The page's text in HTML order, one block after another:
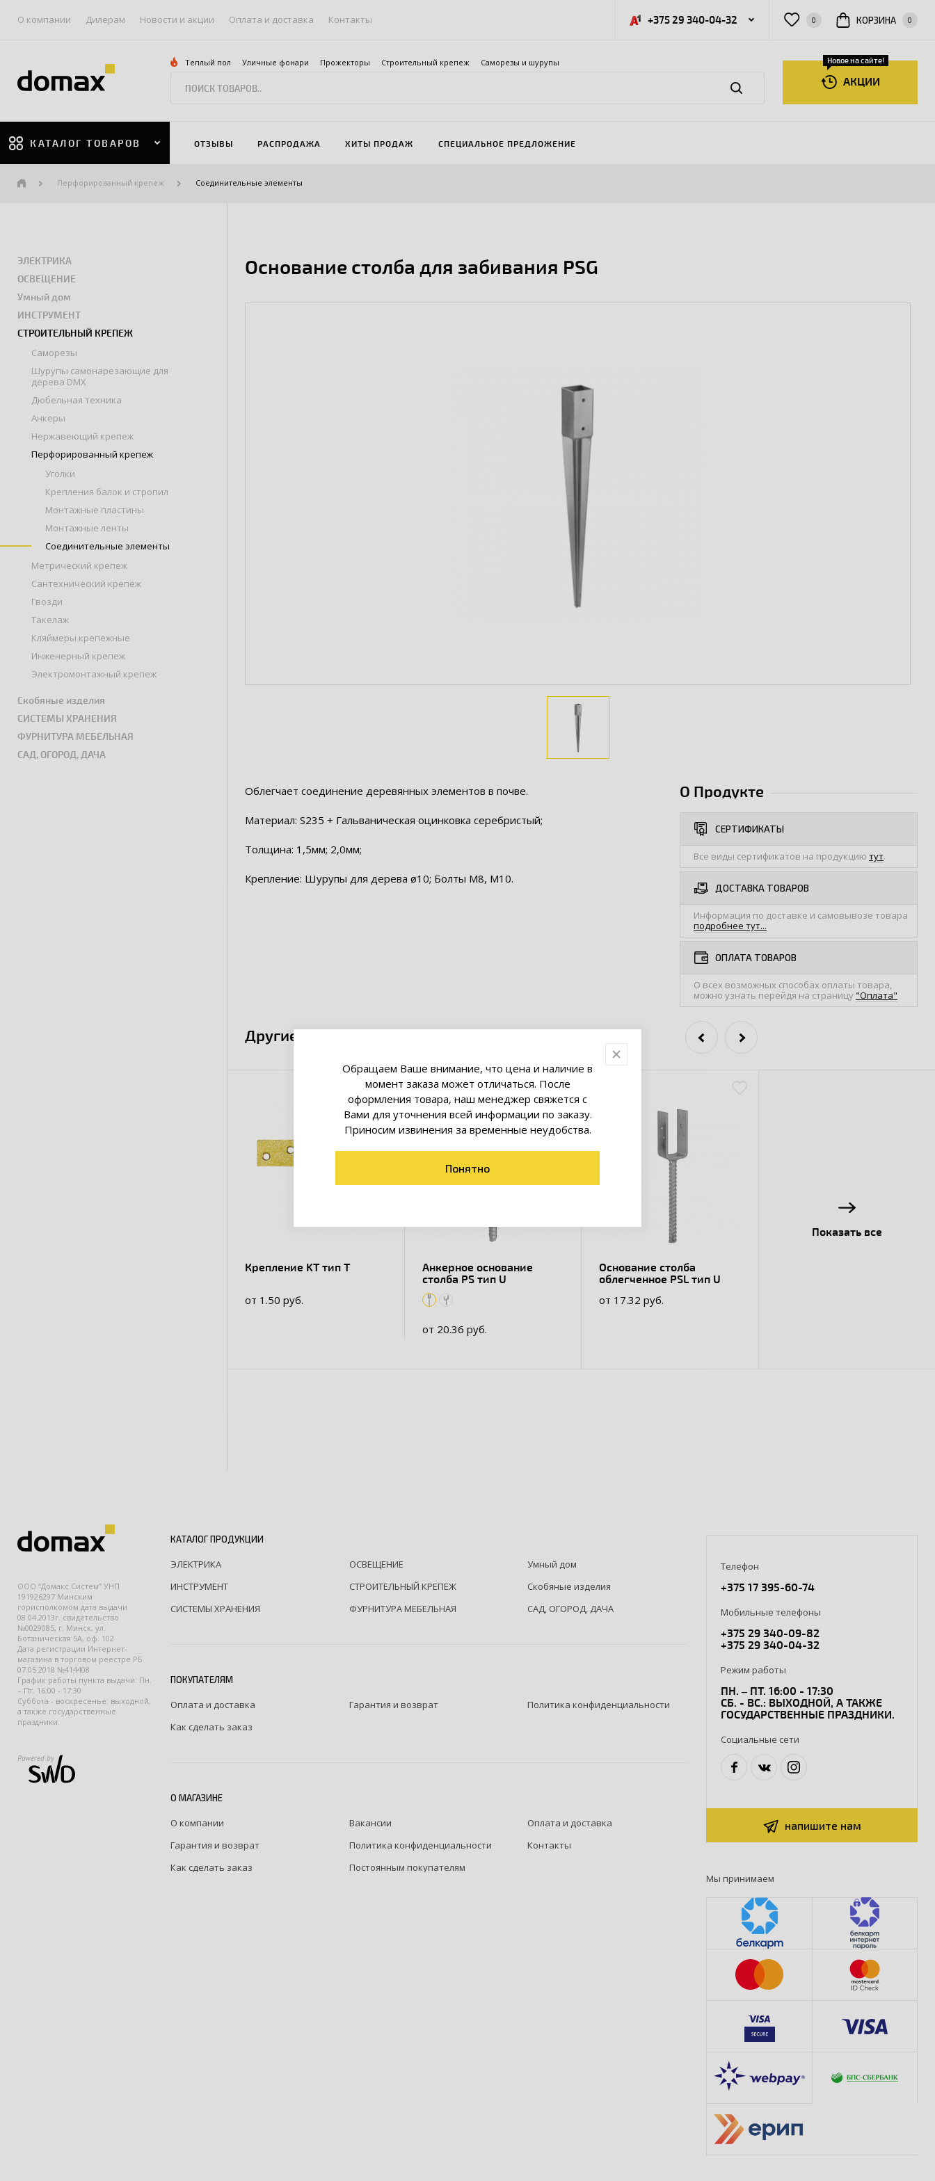
О компании Дилерам Новости и акции Оплата и доставка Контакты +375 29 340-04-32 0 КОРЗИНА 0
Теплый пол Уличные фонари Прожекторы Строительный крепеж Саморезы и шурупы
АКЦИИ
Новое на сайте!
КАТАЛОГ ТОВАРОВ ОТЗЫВЫ РАСПРОДАЖА ХИТЫ ПРОДАЖ СПЕЦИАЛЬНОЕ ПРЕДЛОЖЕНИЕ
Перфорированный крепеж Соединительные элементы
ЭЛЕКТРИКА
ОСВЕЩЕНИЕ
Умный дом
ИНСТРУМЕНТ
СТРОИТЕЛЬНЫЙ КРЕПЕЖ
Саморезы
Шурупы самонарезающие для
дерева DMX
Дюбельная техника
Анкеры
Нержавеющий крепеж
Перфорированный крепеж
Уголки
Крепления балок и стропил
Монтажные пластины
Монтажные ленты
Соединительные элементы
Метрический крепеж
Сантехнический крепеж
Гвозди
Такелаж
Кляймеры крепежные
Инженерный крепеж
Электромонтажный крепеж
Скобяные изделия
СИСТЕМЫ ХРАНЕНИЯ
ФУРНИТУРА МЕБЕЛЬНАЯ
САД, ОГОРОД, ДАЧА
Основание столба для забивания PSG
Облегчает соединение деревянных элементов в почве.
Материал: S235 + Гальваническая оцинковка серебристый;
Толщина: 1,5мм; 2,0мм;
Крепление: Шурупы для дерева ø10; Болты M8, M10.
О Продукте
СЕРТИФИКАТЫ
Все виды сертификатов на продукцию тут.
ДОСТАВКА ТОВАРОВ
Информация по доставке и самовывозе товара
подробнее тут...
ОПЛАТА ТОВАРОВ
О всех возможных способах оплаты товара,
можно узнать перейдя на страницу "Оплата"
Другие товары коллекции
Крепление KT тип Т
от 1.50 руб.
Анкерное основание
столба PS тип U
от 20.36 руб.
Основание столба
облегченное PSL тип U
от 17.32 руб.
Показать все
ООО “Домакс Систем” УНП
191926297 Минским
горисполкомом дата выдачи
08.04.2013г. свидетельство
№0029085, г. Минск, ул.
Ботаническая 5А, оф. 102
Дата регистрации Интернет-
магазина в торговом реестре РБ
07.05.2018 №414408
График работы пункта выдачи: Пн.
– Пт. 16:00 - 17:30
Суббота - воскресенье: выходной,
а также государственные
праздники.
Powered by
КАТАЛОГ ПРОДУКЦИИ
ЭЛЕКТРИКА ОСВЕЩЕНИЕ
Умный дом
ИНСТРУМЕНТ
СТРОИТЕЛЬНЫЙ КРЕПЕЖ
Скобяные изделия
СИСТЕМЫ ХРАНЕНИЯ
ФУРНИТУРА МЕБЕЛЬНАЯ САД, ОГОРОД, ДАЧА
ПОКУПАТЕЛЯМ
Оплата и доставка Гарантия и возврат
Политика конфиденциальности
Как сделать заказ
О МАГАЗИНЕ
О компании Вакансии
Оплата и доставка
Гарантия и возврат
Политика конфиденциальности
Контакты
Как сделать заказ
Постоянным покупателям
Телефон
+375 17 395-60-74
Мобильные телефоны
+375 29 340-09-82
+375 29 340-04-32
Режим работы
ПН. – ПТ. 16:00 - 17:30
СБ. - ВС.: ВЫХОДНОЙ, А ТАКЖЕ
ГОСУДАРСТВЕННЫЕ ПРАЗДНИКИ.
Социальные сети
напишите нам
Мы принимаем
Обращаем Ваше внимание, что цена и наличие в
момент заказа может отличаться. После
оформления товара, наш менеджер свяжется с
Вами для уточнения всей информации по заказу.
Приносим извинения за временные неудобства.
Понятно